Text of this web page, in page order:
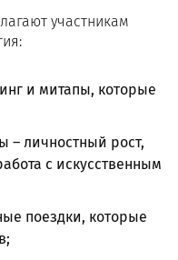
участникам
и митапы, которые
– личностный рост,
с искусственным
поездки, которые